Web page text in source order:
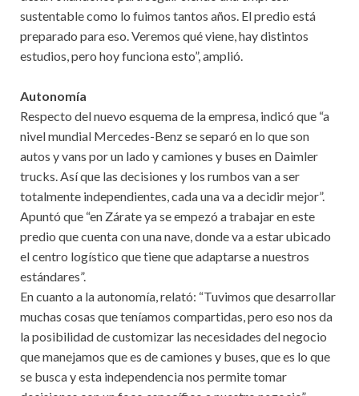
sustentable como lo fuimos tantos años. El predio está
preparado para eso. Veremos qué viene, hay distintos
estudios, pero hoy funciona esto”, amplió.
Autonomía
Respecto del nuevo esquema de la empresa, indicó que “a
nivel mundial Mercedes-Benz se separó en lo que son
autos y vans por un lado y camiones y buses en Daimler
trucks. Así que las decisiones y los rumbos van a ser
totalmente independientes, cada una va a decidir mejor”.
Apuntó que “en Zárate ya se empezó a trabajar en este
predio que cuenta con una nave, donde va a estar ubicado
el centro logístico que tiene que adaptarse a nuestros
estándares”.
En cuanto a la autonomía, relató: “Tuvimos que desarrollar
muchas cosas que teníamos compartidas, pero eso nos da
la posibilidad de customizar las necesidades del negocio
que manejamos que es de camiones y buses, que es lo que
se busca y esta independencia nos permite tomar